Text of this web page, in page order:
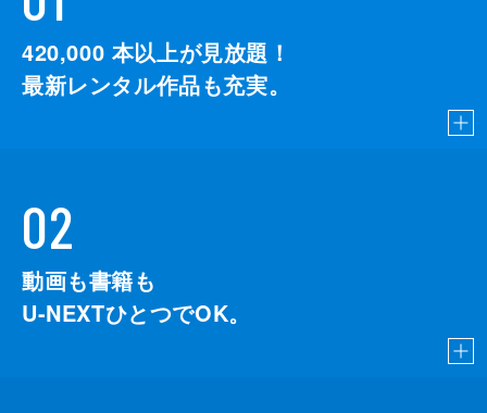
420,000 本以上が見放題！
最新レンタル作品も充実。
02
動画も書籍も
U-NEXTひとつでOK。